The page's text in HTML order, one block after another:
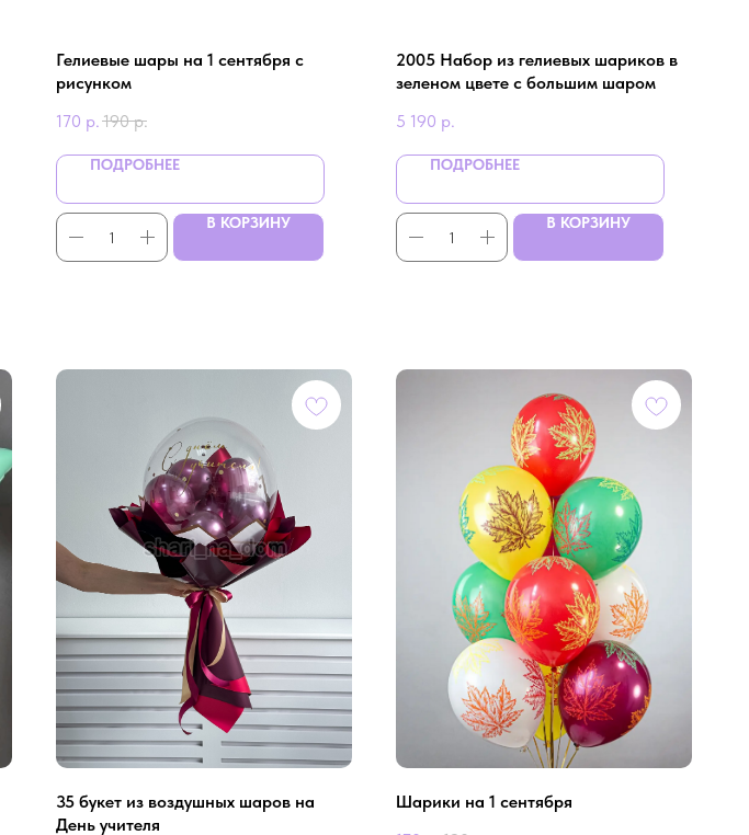
Гелиевые шары на 1 сентября с
рисунком
170 р. 190 р.
ПОДРОБНЕЕ
В КОРЗИНУ
2005 Набор из гелиевых шариков в
зеленом цвете с большим шаром
5 190 р.
ПОДРОБНЕЕ
В КОРЗИНУ
35 букет из воздушных шаров на
День учителя
Шарики на 1 сентября